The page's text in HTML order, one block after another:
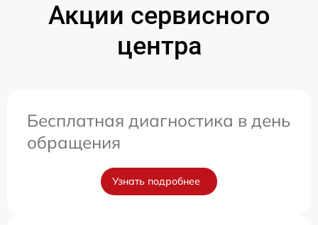
Акции сервисного
центра
Бесплатная диагностика в день
обращения
Узнать подробнее